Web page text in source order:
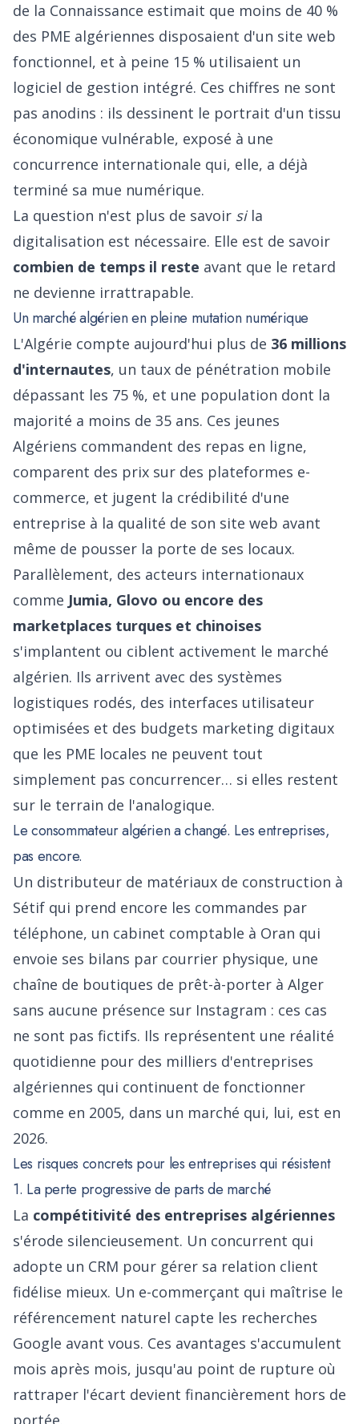
de la Connaissance estimait que moins de 40 %
des PME algériennes disposaient d'un site web
fonctionnel, et à peine 15 % utilisaient un
logiciel de gestion intégré. Ces chiffres ne sont
pas anodins : ils dessinent le portrait d'un tissu
économique vulnérable, exposé à une
concurrence internationale qui, elle, a déjà
terminé sa mue numérique.
La question n'est plus de savoir sila
digitalisation est nécessaire. Elle est de savoir
combien de temps il reste avant que le retard
ne devienne irrattrapable.
Un marché algérien en pleine mutation numérique
L'Algérie compte aujourd'hui plus de 36 millions
d'internautes, un taux de pénétration mobile
dépassant les 75 %, et une population dont la
majorité a moins de 35 ans. Ces jeunes
Algériens commandent des repas en ligne,
comparent des prix sur des plateformes e-
commerce, et jugent la crédibilité d'une
entreprise à la qualité de son site web avant
même de pousser la porte de ses locaux.
Parallèlement, des acteurs internationaux
comme Jumia, Glovo ou encore des
marketplaces turques et chinoises
s'implantent ou ciblent activement le marché
algérien. Ils arrivent avec des systèmes
logistiques rodés, des interfaces utilisateur
optimisées et des budgets marketing digitaux
que les PME locales ne peuvent tout
simplement pas concurrencer… si elles restent
sur le terrain de l'analogique.
Le consommateur algérien a changé. Les entreprises,
pas encore.
Un distributeur de matériaux de construction à
Sétif qui prend encore les commandes par
téléphone, un cabinet comptable à Oran qui
envoie ses bilans par courrier physique, une
chaîne de boutiques de prêt-à-porter à Alger
sans aucune présence sur Instagram : ces cas
ne sont pas fictifs. Ils représentent une réalité
quotidienne pour des milliers d'entreprises
algériennes qui continuent de fonctionner
comme en 2005, dans un marché qui, lui, est en
2026.
Les risques concrets pour les entreprises qui résistent
1. La perte progressive de parts de marché
La compétitivité des entreprises algériennes
s'érode silencieusement. Un concurrent qui
adopte un CRM pour gérer sa relation client
fidélise mieux. Un e-commerçant qui maîtrise le
référencement naturel capte les recherches
Google avant vous. Ces avantages s'accumulent
mois après mois, jusqu'au point de rupture où
rattraper l'écart devient financièrement hors de